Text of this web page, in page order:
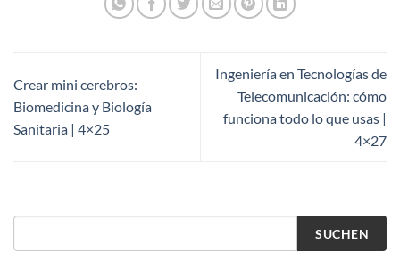
Crear mini cerebros:
Biomedicina y Biología
Sanitaria | 4×25
Ingeniería en Tecnologías de
Telecomunicación: cómo
funciona todo lo que usas |
4×27
SUCHEN